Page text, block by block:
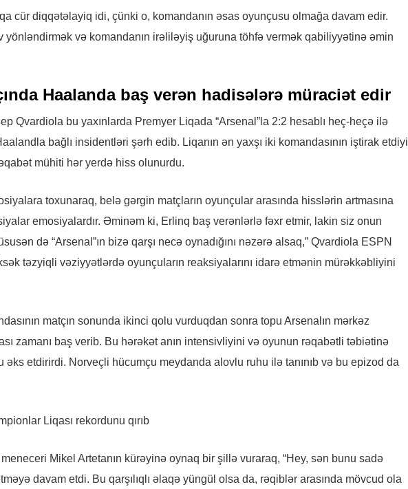
cür diqqətəlayiq idi, çünki o, komandanın əsas oyunçusu olmağa davam edir.
və komandanın irəliləyiş uğuruna töhfə vermək qabiliyyətinə əmin
Haalanda baş verən hadisələrə müraciət edir
Qvardiola bu yaxınlarda Premyer Liqada “Arsenal”la 2:2 hesablı heç-heçə ilə
bağlı insidentləri şərh edib. Liqanın ən yaxşı iki komandasının iştirak etdiyi
mühiti hər yerdə hiss olunurdu.
toxunaraq, belə gərgin matçların oyunçular arasında hisslərin artmasına
emosiyalardır. Əminəm ki, Erlinq baş verənlərlə fəxr etmir, lakin siz onun
də “Arsenal”ın bizə qarşı necə oynadığını nəzərə alsaq,” Qvardiola ESPN
təzyiqli vəziyyətlərdə oyunçuların reaksiyalarını idarə etmənin mürəkkəbliyini
matçın sonunda ikinci qolu vurduqdan sonra topu Arsenalın mərkəz
zamanı baş verib. Bu hərəkət anın intensivliyini və oyunun rəqabətli təbiətinə
etdirirdi. Norveçli hücumçu meydanda alovlu ruhu ilə tanınıb və bu epizod da
Mikel Artetanın kürəyinə oynaq bir şillə vuraraq, “Hey, sən bunu sadə
davam etdi. Bu qarşılıqlı əlaqə yüngül olsa da, rəqiblər arasında mövcud ola